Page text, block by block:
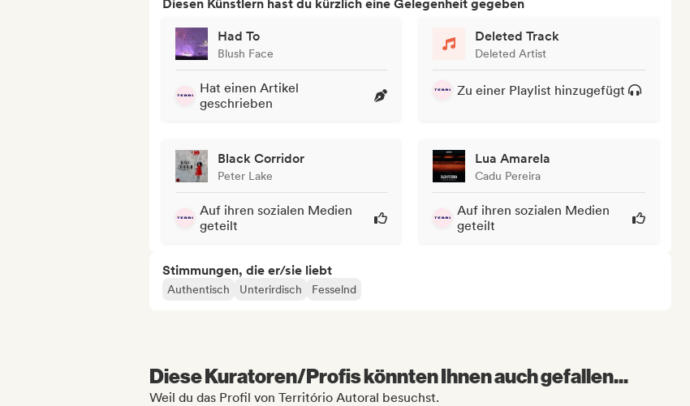
Diesen Künstlern hast du kürzlich eine Gelegenheit gegeben
Had To
Blush Face
Hat einen Artikel
geschrieben
Deleted Track
Deleted Artist
Zu einer Playlist hinzugefügt
Black Corridor
Peter Lake
Auf ihren sozialen Medien
geteilt
Lua Amarela
Cadu Pereira
Auf ihren sozialen Medien
geteilt
Stimmungen, die er/sie liebt
Authentisch Unterirdisch Fesselnd
Diese Kuratoren/Profis könnten Ihnen auch gefallen...
Weil du das Profil von Território Autoral besuchst.